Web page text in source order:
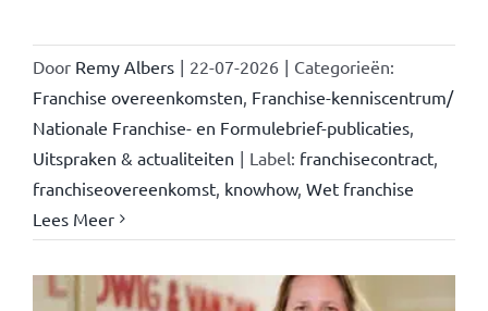
Door Remy Albers | 22-07-2026 | Categorieën:
Franchise overeenkomsten, Franchise-kenniscentrum/
Nationale Franchise- en Formulebrief-publicaties,
Uitspraken & actualiteiten | Label: franchisecontract,
franchiseovereenkomst, knowhow, Wet franchise
Lees Meer